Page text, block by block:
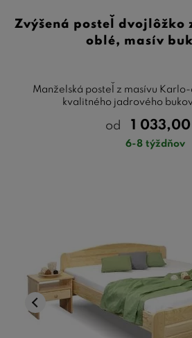
Zvýšená posteľ dvojlôžko
oblé, masív
Manželská posteľ z masívu
kvalitného jadrového
od 1 033,00
6-8 týždňov